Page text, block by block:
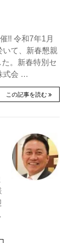
!! 令和7年1月
いて、新春懇親
。新春特別セ
式会 …
この記事を読む